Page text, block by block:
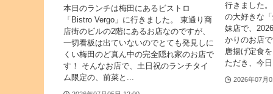
本日のランチは梅田にあるビストロ
「Bistro Vergo」に行きました。 東通り商
店街のビルの2階にあるお店なのですが、
一切看板は出ていないのでとても発見しに
くい梅田のど真ん中の完全隠れ家のお店で
す！ そんなお店で、土日祝のランチタイ
ム限定の、前菜と...
行きました
の大好きな
妹店で、
かりのお店
唐揚げ定食
ただき、今
2026年07月